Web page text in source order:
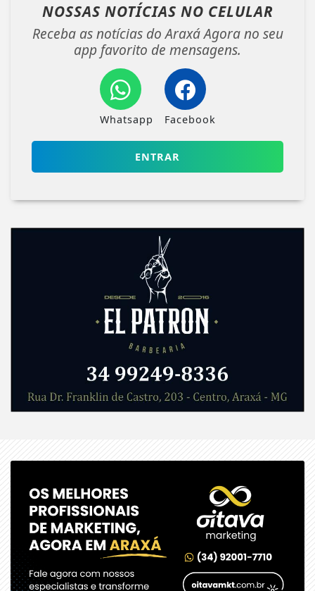
NOSSAS NOTÍCIAS NO CELULAR
Receba as notícias do Araxá Agora no seu
app favorito de mensagens.
Whatsapp Facebook
ENTRAR